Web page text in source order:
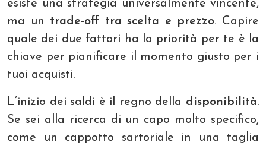
esiste una strategia universalmente vincente,
ma un trade-off tra scelta e prezzo. Capire
quale dei due fattori ha la priorità per te è la
chiave per pianificare il momento giusto per i
tuoi acquisti.
L’inizio dei saldi è il regno della disponibilità.
Se sei alla ricerca di un capo molto specifico,
come un cappotto sartoriale in una taglia